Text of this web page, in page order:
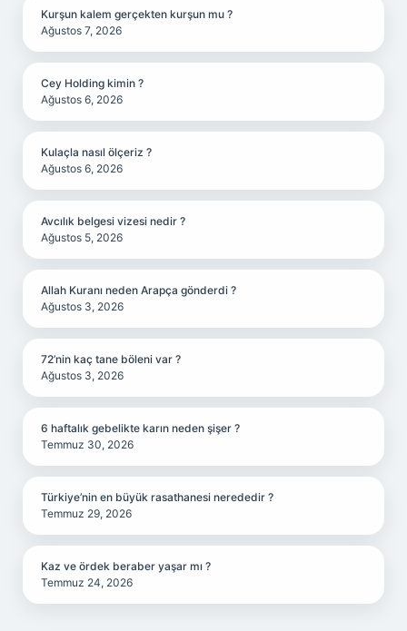
Kurşun kalem gerçekten kurşun mu ?
Ağustos 7, 2026
Cey Holding kimin ?
Ağustos 6, 2026
Kulaçla nasıl ölçeriz ?
Ağustos 6, 2026
Avcılık belgesi vizesi nedir ?
Ağustos 5, 2026
Allah Kuranı neden Arapça gönderdi ?
Ağustos 3, 2026
72’nin kaç tane böleni var ?
Ağustos 3, 2026
6 haftalık gebelikte karın neden şişer ?
Temmuz 30, 2026
Türkiye’nin en büyük rasathanesi nerededir ?
Temmuz 29, 2026
Kaz ve ördek beraber yaşar mı ?
Temmuz 24, 2026